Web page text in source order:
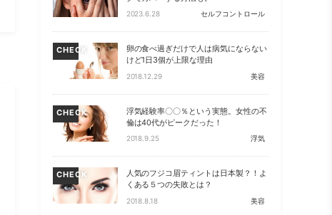
2023.6.28 セルフコントロール
CHECK
卵の食べ過ぎだけで人は病気にならない
けど1日3個が上限な理由
2018.12.29 美容
CHECK
浮気経験率〇〇％という実態。女性の不
倫は40代がピークだった！
2018.9.25 浮気
CHECK
人気のフジコ眉ティントは日本製？！よ
くある５つの失敗とは？
2018.8.18 美容